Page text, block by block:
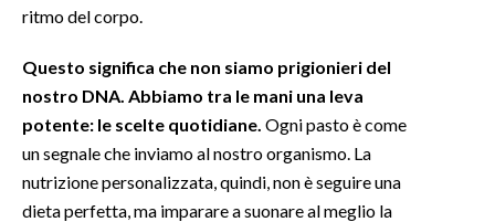
INSULARITÀ
INFO AZIENDE
ABBONATI
ANNUNCI
NECROLOGI
ritmo del corpo.
Questo significa che non siamo prigionieri del
nostro DNA. Abbiamo tra le mani una leva
potente: le scelte quotidiane. Ogni pasto è come
un segnale che inviamo al nostro organismo. La
nutrizione personalizzata, quindi, non è seguire una
dieta perfetta, ma imparare a suonare al meglio la